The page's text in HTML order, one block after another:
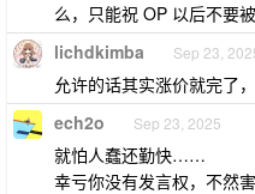
么，只能祝 OP 以后不要
lichdkimba Sep 23,
允许的话其实涨价就完了
ech2o Sep 23, 2025
就怕人蠢还勤快……
幸亏你没有发言权，不然